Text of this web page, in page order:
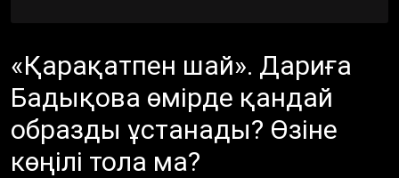
«Қарақатпен шай». Дариға
Бадықова өмірде қандай
образды ұстанады? Өзіне
көңілі тола ма?